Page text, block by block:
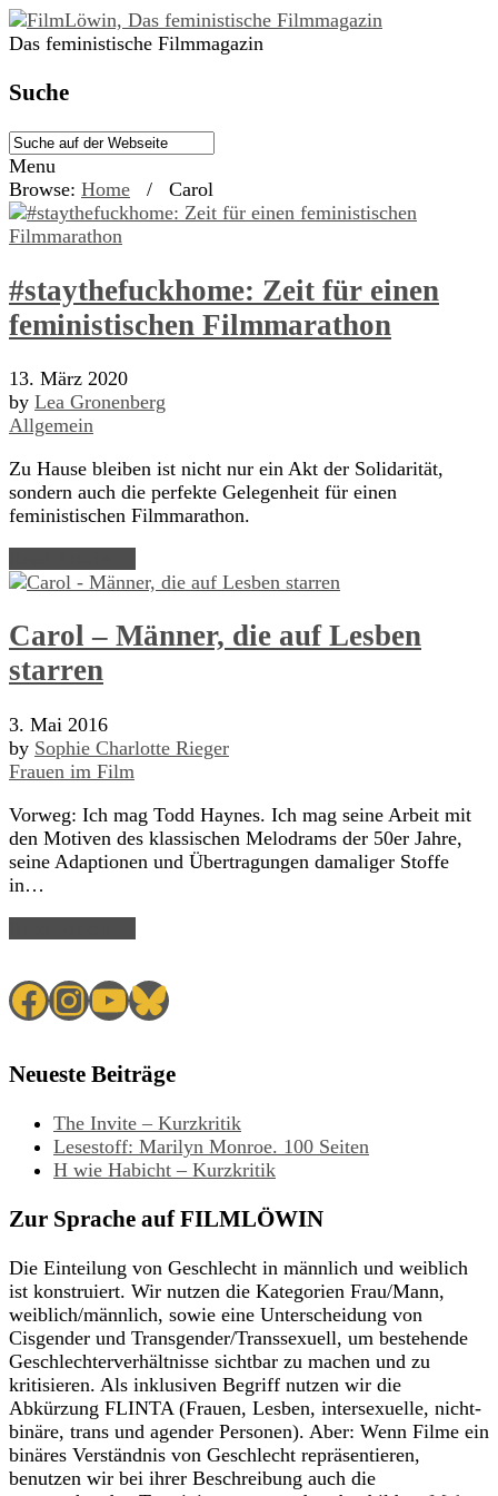
Das feministische Filmmagazin
Suche
Menu
Browse: Home / Carol
#staythefuckhome: Zeit für einen
feministischen Filmmarathon
13. März 2020
by Lea Gronenberg
Allgemein
Zu Hause bleiben ist nicht nur ein Akt der Solidarität,
sondern auch die perfekte Gelegenheit für einen
feministischen Filmmarathon.
Carol – Männer, die auf Lesben
starren
3. Mai 2016
by Sophie Charlotte Rieger
Frauen im Film
Vorweg: Ich mag Todd Haynes. Ich mag seine Arbeit mit
den Motiven des klassischen Melodrams der 50er Jahre,
seine Adaptionen und Übertragungen damaliger Stoffe
in…
Facebook
Instagram
YouTube
Bluesky
Neueste Beiträge
The Invite – Kurzkritik
Lesestoff: Marilyn Monroe. 100 Seiten
H wie Habicht – Kurzkritik
Zur Sprache auf FILMLÖWIN
Die Einteilung von Geschlecht in männlich und weiblich
ist konstruiert. Wir nutzen die Kategorien Frau/Mann,
weiblich/männlich, sowie eine Unterscheidung von
Cisgender und Transgender/Transsexuell, um bestehende
Geschlechterverhältnisse sichtbar zu machen und zu
kritisieren. Als inklusiven Begriff nutzen wir die
Abkürzung FLINTA (Frauen, Lesben, intersexuelle, nicht-
binäre, trans und agender Personen). Aber: Wenn Filme ein
binäres Verständnis von Geschlecht repräsentieren,
benutzen wir bei ihrer Beschreibung auch die